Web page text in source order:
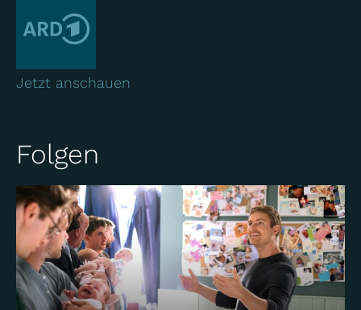
Jetzt anschauen
Folgen